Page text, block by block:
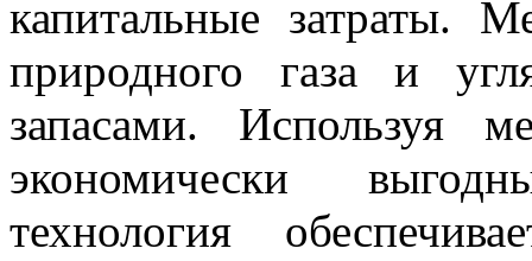
капитальные затраты.
природного газа и
запасами. Используя
экономически
технология